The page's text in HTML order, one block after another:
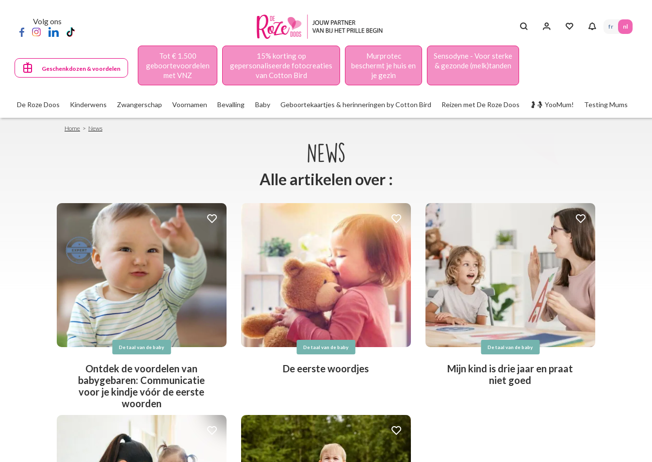
content
Volg ons
fr nl
Geschenkdozen & voordelen
Tot € 1.500
geboortevoordelen
met VNZ
15% korting op
gepersonaliseerde fotocreaties
van Cotton Bird
Murprotec
beschermt je huis en
je gezin
Sensodyne - Voor sterke
& gezonde (melk)tanden
De Roze Doos Kinderwens Zwangerschap Voornamen Bevalling Baby Geboortekaartjes & herinneringen by Cotton Bird Reizen met De Roze Doos 🤰🤱 YooMum! Testing Mums
Breadcrumb
Home News
News
Alle artikelen over :
De taal van de baby
Ontdek de voordelen van
babygebaren: Communicatie
voor je kindje vóór de eerste
woorden
De taal van de baby
De eerste woordjes
De taal van de baby
Mijn kind is drie jaar en praat
niet goed